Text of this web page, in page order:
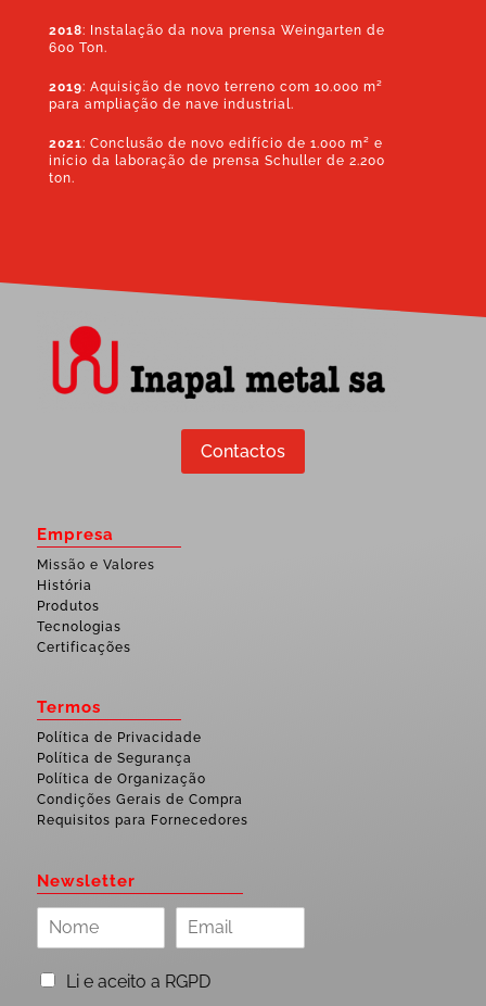
2018: Instalação da nova prensa Weingarten de
600 Ton.
2019: Aquisição de novo terreno com 10.000 m²
para ampliação de nave industrial.
2021: Conclusão de novo edifício de 1.000 m² e
início da laboração de prensa Schuller de 2.200
ton.
Contactos
Empresa
Missão e Valores
História
Produtos
Tecnologias
Certificações
Termos
Política de Privacidade
Política de Segurança
Política de Organização
Condições Gerais de Compra
Requisitos para Fornecedores
Newsletter
Li e aceito a RGPD